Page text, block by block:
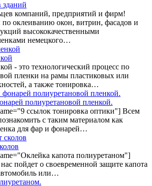
зданий
компаний, предприятий и фирм!
по оклеиванию окон, витрин, фасадов и
высококачественными
немецкого…
- это технологический процесс по
пленки на рамы пластиковых или
а также тонировка…
полиуретановой пленкой.
ссылок тонировка оптики"] Всем
с таким материалом как
для фар и фонарей…
капота полиуретаном"]
пойдет о своевременной защите капота
или…